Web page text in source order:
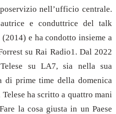
nell’ufficio centrale.
e conduttrice del talk
e ha condotto insieme a
su Rai Radio1. Dal 2022
su LA7, sia nella sua
di prime time della domenica
ha scritto a quattro mani
la cosa giusta in un Paese